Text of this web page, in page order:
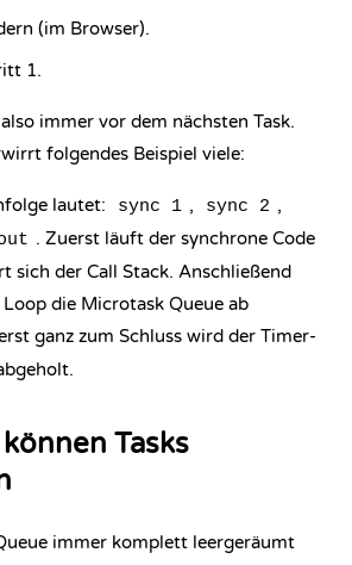
(im Browser).
1.
immer vor dem nächsten Task.
folgendes Beispiel viele:
lautet: sync 1 , sync 2 ,
. Zuerst läuft der synchrone Code
sich der Call Stack. Anschließend
die Microtask Queue ab
ganz zum Schluss wird der Timer-
Tasks
immer komplett leergeräumt